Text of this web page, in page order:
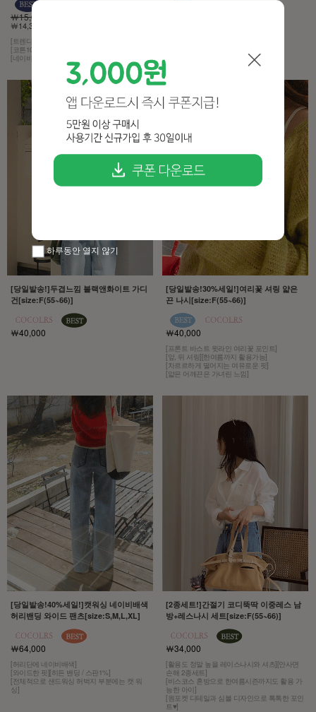
￦15,000
￦14,300 5%
[트렌디한 감성]
[코튼100% 소재]
[네이비 컬러에 화이트 레터링]
[컬러는 4계절 내내 사랑받는 연청]
[당일발송!]두겹느낌 블랙앤화이트 가디
건[size:F(55~66)]
￦40,000
[당일발송!30%세일!]여리꽃 셔링 얇은
끈 나시[size:F(55~66)]
￦40,000
[프론트 바스트 윗라인 여리꽃 포인트]
[앞, 뒤 셔링][한여름까지 활용가능]
[차르르하게 떨어지는 여유로운 핏]
[얇은 어깨끈은 가녀린 느낌]
[당일발송!40%세일!]캣워싱 네이비배색
허리밴딩 와이드 팬츠[size:S,M,L,XL]
￦64,000
[허리단에 네이비배색]
[와이드한 핏][히든 밴딩 / 스판1%]
[전체적으로 샌드워싱 허벅지 부분에는 캣 워
싱]
[2종세트!]간절기 코디뚝딱 이중레스 남
방+레스나시 세트[size:F(55~66)]
￦34,000
[활용도 정말 높을 레이스나시와 셔츠][안사면
손해 2종세트]
[비스코스 혼방으로 한여름시즌까지도 활용 가
능한 아이]
[원포켓 디테일과 심볼 디자인으로 톡톡한 포인
트♥]
하루동안 열지 않기